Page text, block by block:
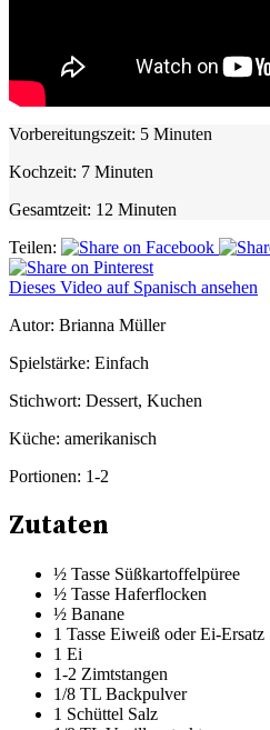
Vorbereitungszeit: 5 Minuten
Kochzeit: 7 Minuten
Gesamtzeit: 12 Minuten
Teilen:
Dieses Video auf Spanisch ansehen
Autor: Brianna Müller
Spielstärke: Einfach
Stichwort: Dessert, Kuchen
Küche: amerikanisch
Portionen: 1-2
Zutaten
½ Tasse Süßkartoffelpüree
½ Tasse Haferflocken
½ Banane
1 Tasse Eiweiß oder Ei-Ersatz
1 Ei
1-2 Zimtstangen
1/8 TL Backpulver
1 Schüttel Salz